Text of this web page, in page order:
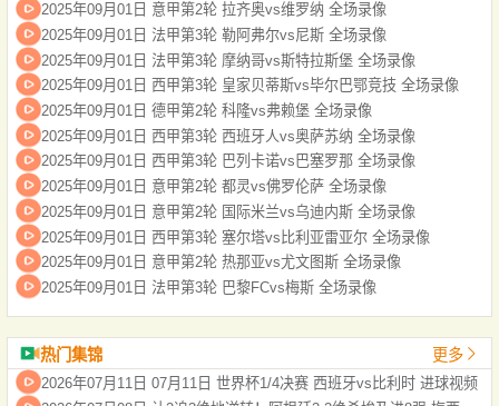
2025年09月01日 意甲第2轮 拉齐奥vs维罗纳 全场录像
2025年09月01日 法甲第3轮 勒阿弗尔vs尼斯 全场录像
2025年09月01日 法甲第3轮 摩纳哥vs斯特拉斯堡 全场录像
2025年09月01日 西甲第3轮 皇家贝蒂斯vs毕尔巴鄂竞技 全场录像
2025年09月01日 德甲第2轮 科隆vs弗赖堡 全场录像
2025年09月01日 西甲第3轮 西班牙人vs奥萨苏纳 全场录像
2025年09月01日 西甲第3轮 巴列卡诺vs巴塞罗那 全场录像
2025年09月01日 意甲第2轮 都灵vs佛罗伦萨 全场录像
2025年09月01日 意甲第2轮 国际米兰vs乌迪内斯 全场录像
2025年09月01日 西甲第3轮 塞尔塔vs比利亚雷亚尔 全场录像
2025年09月01日 意甲第2轮 热那亚vs尤文图斯 全场录像
2025年09月01日 法甲第3轮 巴黎FCvs梅斯 全场录像
热门集锦 更多
2026年07月11日 07月11日 世界杯1/4决赛 西班牙vs比利时 进球视频